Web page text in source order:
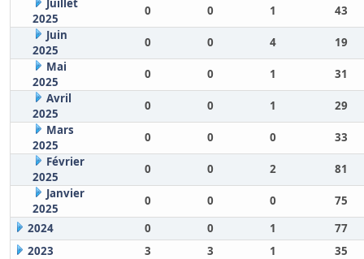
Juillet
2025
0 0 1
43
Juin
2025
0 0 4
19
Mai
2025
0 0 1
31
Avril
2025
0 0 1
29
Mars
2025
0 0 0
33
Février
2025
0 0 2
81
Janvier
2025
0 0 0
75
2024
0 0 1
77
2023
3 3 1 35